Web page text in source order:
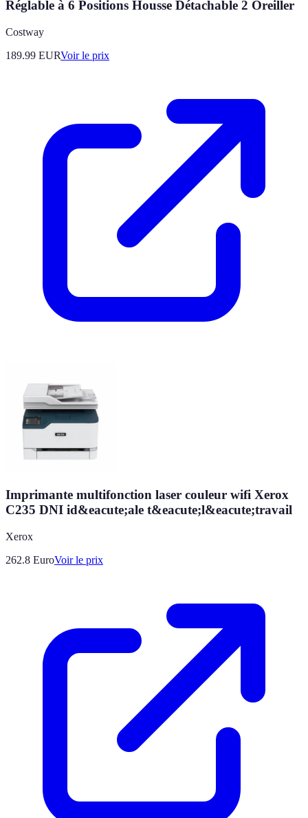
Réglable à 6 Positions Housse Détachable 2 Oreiller
Costway
189.99 EURVoir le prix
Imprimante multifonction laser couleur wifi Xerox
C235 DNI id&eacute;ale t&eacute;l&eacute;travail
Xerox
262.8 EuroVoir le prix